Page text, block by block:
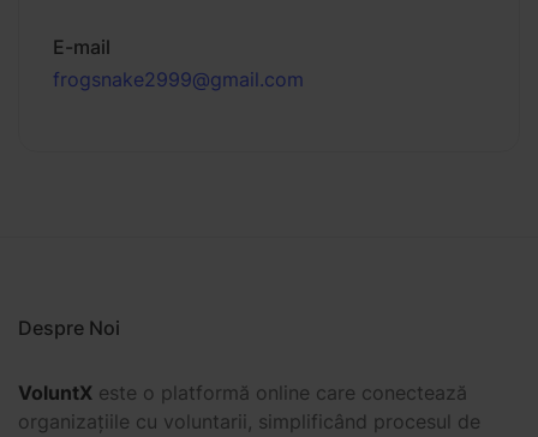
E-mail
frogsnake2999@gmail.com
Despre Noi
VoluntX este o platformă online care conectează
organizațiile cu voluntarii, simplificând procesul de